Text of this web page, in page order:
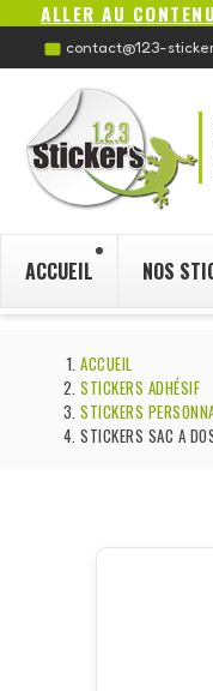
ALLER AU
contact@123-
ACCUEIL NOS
ACCUEIL
STICKERS ADHÉSIF
STICKERS
STICKERS SAC A